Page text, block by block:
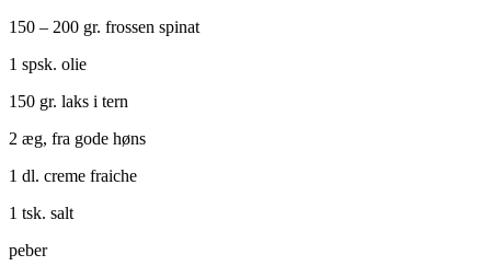
150 – 200 gr. frossen spinat
1 spsk. olie
150 gr. laks i tern
2 æg, fra gode høns
1 dl. creme fraiche
1 tsk. salt
peber